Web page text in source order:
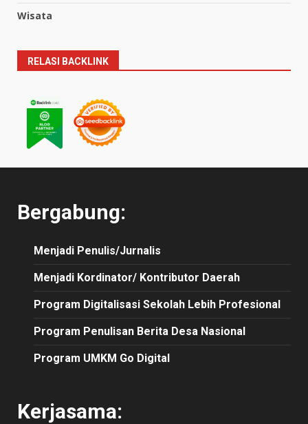
Wisata
RELASI BACKLINK
Bergabung:
Menjadi Penulis/Jurnalis
Menjadi Kordinator/ Kontributor Daerah
Program Digitalisasi Sekolah Lebih Profesional
Program Penulisan Berita Desa Nasional
Program UMKM Go Digital
Kerjasama: